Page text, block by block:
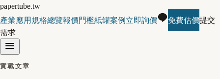
papertube.tw
產業應用 規格總覽報價門檻紙罐案例 立即詢價 免費估價提交
需求
實戰文章